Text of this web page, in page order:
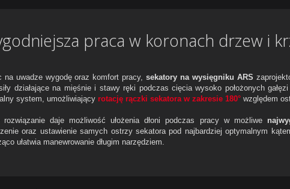
praca w koronach drzew i
na uwadze wygodę oraz komfort pracy,sekatory na wysięgniku ARS
działające na mięśnie i stawy ręki podczas cięcia wysoko położonych
system, umożliwiający rotację rączki sekatora w zakresie 180° względem
rozwiązanie daje możliwość ułożenia dłoni podczas pracy w możliwe
oraz ustawienie samych ostrzy sekatora pod najbardziej optymalnym
ułatwia manewrowanie długim narzędziem.